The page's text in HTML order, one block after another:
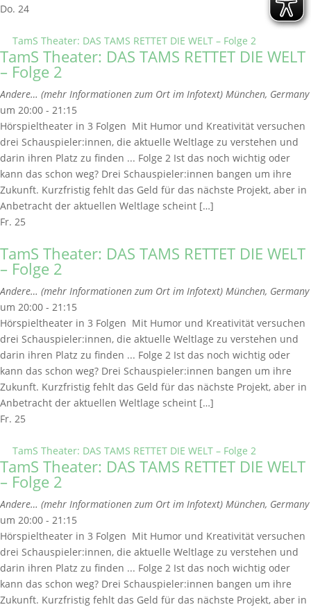
Do. 24
TamS Theater: DAS TAMS RETTET DIE WELT – Folge 2
TamS Theater: DAS TAMS RETTET DIE WELT
– Folge 2
Andere… (mehr Informationen zum Ort im Infotext) München, Germany
um 20:00 - 21:15
Hörspieltheater in 3 Folgen Mit Humor und Kreativität versuchen
drei Schauspieler:innen, die aktuelle Weltlage zu verstehen und
darin ihren Platz zu finden ... Folge 2 Ist das noch wichtig oder
kann das schon weg? Drei Schauspieler:innen bangen um ihre
Zukunft. Kurzfristig fehlt das Geld für das nächste Projekt, aber in
Anbetracht der aktuellen Weltlage scheint […]
Fr. 25
TamS Theater: DAS TAMS RETTET DIE WELT
– Folge 2
Andere… (mehr Informationen zum Ort im Infotext) München, Germany
um 20:00 - 21:15
Hörspieltheater in 3 Folgen Mit Humor und Kreativität versuchen
drei Schauspieler:innen, die aktuelle Weltlage zu verstehen und
darin ihren Platz zu finden ... Folge 2 Ist das noch wichtig oder
kann das schon weg? Drei Schauspieler:innen bangen um ihre
Zukunft. Kurzfristig fehlt das Geld für das nächste Projekt, aber in
Anbetracht der aktuellen Weltlage scheint […]
Fr. 25
TamS Theater: DAS TAMS RETTET DIE WELT – Folge 2
TamS Theater: DAS TAMS RETTET DIE WELT
– Folge 2
Andere… (mehr Informationen zum Ort im Infotext) München, Germany
um 20:00 - 21:15
Hörspieltheater in 3 Folgen Mit Humor und Kreativität versuchen
drei Schauspieler:innen, die aktuelle Weltlage zu verstehen und
darin ihren Platz zu finden ... Folge 2 Ist das noch wichtig oder
kann das schon weg? Drei Schauspieler:innen bangen um ihre
Zukunft. Kurzfristig fehlt das Geld für das nächste Projekt, aber in